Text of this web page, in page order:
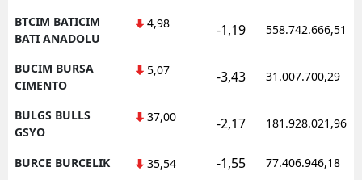
BTCIM BATICIM
BATI ANADOLU
4,98 -1,19 558.742.666,51
BUCIM BURSA
CIMENTO
5,07 -3,43 31.007.700,29
BULGS BULLS
GSYO
37,00 -2,17 181.928.021,96
BURCE BURCELIK 35,54 -1,55 77.406.946,18